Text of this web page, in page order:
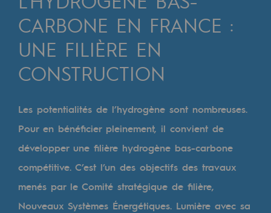
Transversalité et Collaboratif
Notre culture et nos valeurs
Une organisation certifiée
Notre organisation
Notre organisation
Gouvernance
Indicateurs
Publications institutionnelles
CARBONE EN FRANCE :
UNE FILIÈRE EN
CONSTRUCTION
Les potentialités de l’hydrogène sont nombreuses.
Pour en bénéficier pleinement, il convient de
développer une filière hydrogène bas-carbone
compétitive. C’est l’un des objectifs des travaux
menés par le Comité stratégique de filière,
Nouveaux Systèmes Énergétiques. Lumière avec sa